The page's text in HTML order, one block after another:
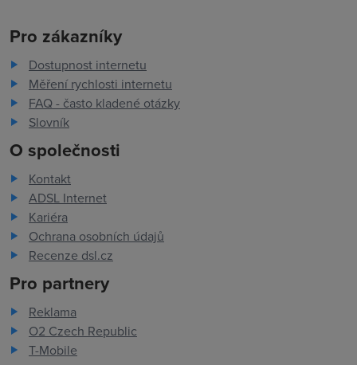
Pro zákazníky
Dostupnost internetu
Měření rychlosti internetu
FAQ - často kladené otázky
Slovník
O společnosti
Kontakt
ADSL Internet
Kariéra
Ochrana osobních údajů
Recenze dsl.cz
Pro partnery
Reklama
O2 Czech Republic
T-Mobile